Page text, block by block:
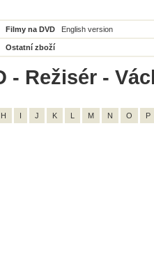
Filmy na DVD English version
Ostatní zboží
- Režisér -
H I J K L M N O P